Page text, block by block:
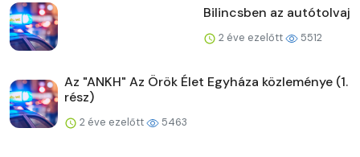
Bilincsben az autótolvaj
2 éve ezelőtt 5512
Az "ANKH" Az Örök Élet Egyháza közleménye (1.
rész)
2 éve ezelőtt 5463